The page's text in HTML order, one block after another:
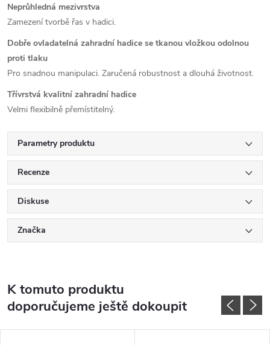
Neprůhledná mezivrstva
Zamezení tvorbě řas v hadici.
Dobře ovladatelná zahradní hadice se tkanou vložkou odolnou
proti tlaku
Pro snadnou manipulaci. Zaručená robustnost a dlouhá životnost.
Třívrstvá kvalitní zahradní hadice
Velmi flexibilně přemístitelný.
Parametry produktu
Recenze
Diskuse
Značka
K tomuto produktu
doporučujeme ještě dokoupit